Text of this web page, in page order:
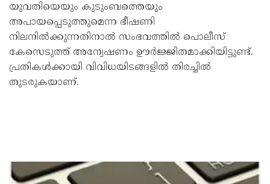
യുവതിയെയും കുടുംബത്തെയും
അപായപ്പെടുത്തുമെന്ന ഭീഷണി
നിലനിൽക്കുന്നതിനാൽ സംഭവത്തിൽ പൊലീസ്
കേസെടുത്ത് അന്വേഷണം ഊർജ്ജിതമാക്കിയിട്ടുണ്ട്.
പ്രതികൾക്കായി വിവിധയിടങ്ങളിൽ തിരച്ചിൽ
തുടരുകയാണ്.